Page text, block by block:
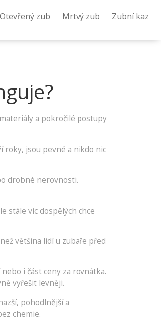
Otevřený zub Mrtvý zub Zubní kaz
a pokročilé postupy
roky, jsou pevné a nikdo nic
drobné nerovnosti.
stále víc dospělých chce
většina lidí u zubaře před
i část ceny za rovnátka.
vyřešit levněji.
pohodlnější a
chemie.